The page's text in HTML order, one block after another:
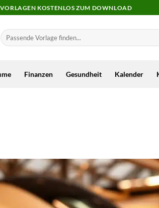
KOSTENLOS ZUM DOWNLOAD
Finanzen Gesundheit Kalender